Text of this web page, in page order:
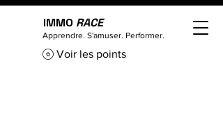
IMMO RACE
Apprendre. S'amuser. Performer.
Voir les points